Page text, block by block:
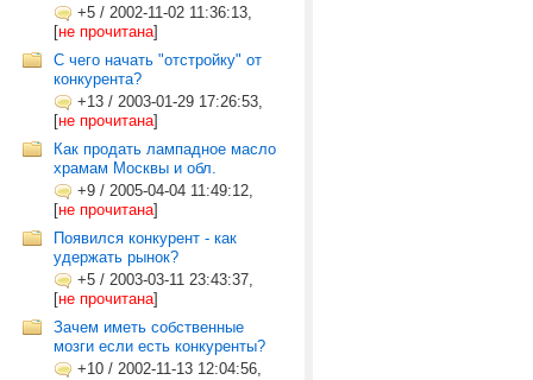
+5 / 2002-11-02 11:36:13,
[не прочитана]
С чего начать "отстройку" от
конкурента?
+13 / 2003-01-29 17:26:53,
[не прочитана]
Как продать лампадное масло
храмам Москвы и обл.
+9 / 2005-04-04 11:49:12,
[не прочитана]
Появился конкурент - как
удержать рынок?
+5 / 2003-03-11 23:43:37,
[не прочитана]
Зачем иметь собственные
мозги если есть конкуренты?
+10 / 2002-11-13 12:04:56,